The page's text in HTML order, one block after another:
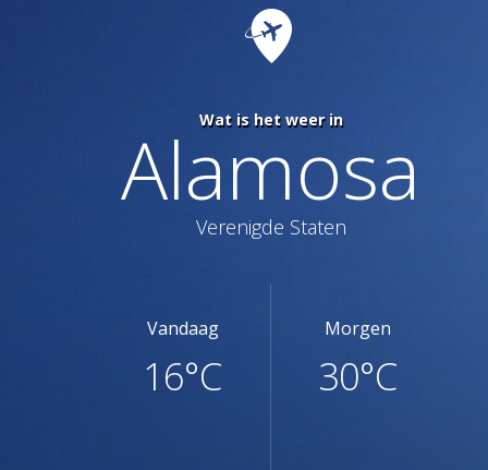
Wat is het weer in
Alamosa
Verenigde Staten
Vandaag
16°C
Morgen
30°C